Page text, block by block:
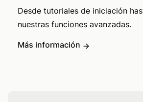
Desde tutoriales de iniciación
nuestras funciones avanzadas.
Más información